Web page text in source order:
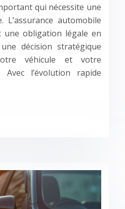
qui nécessite une
L’assurance automobile
une obligation légale en
décision stratégique
véhicule et votre
Avec l’évolution rapide